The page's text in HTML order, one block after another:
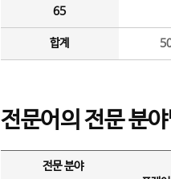
65
합계
전문어의 전문 분
전문 분야